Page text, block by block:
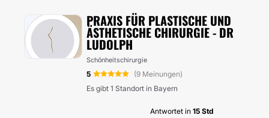
PRAXIS FÜR PLASTISCHE UND
ÄSTHETISCHE CHIRURGIE - DR
LUDOLPH
Schönheitschirurgie
5
(9 Meinungen)
Es gibt 1 Standort in Bayern
Antwortet in 15 Std